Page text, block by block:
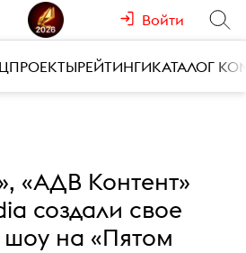
Войти
РЕЙТИНГИКАТАЛОГ
«АДВ Контент»
создали свое
шоу на «Пятом